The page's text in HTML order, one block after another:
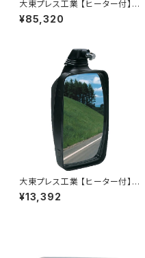
大東プレス工業 【ヒーター付】ハ
イウェイリモコンミラー DI-712
1CXE
¥85,320
大東プレス工業 【ヒーター付】ハ
イウェイミラー ヒーター付 100
¥13,392